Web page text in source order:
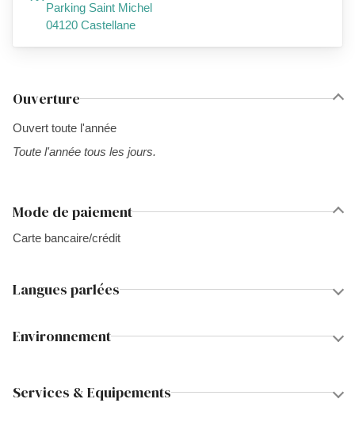
Ouverture
Ouvert toute l'année
Toute l'année tous les jours.
Mode de paiement
Carte bancaire/crédit
Langues parlées
Environnement
Services & Equipements
Parking Saint Michel
04120 Castellane